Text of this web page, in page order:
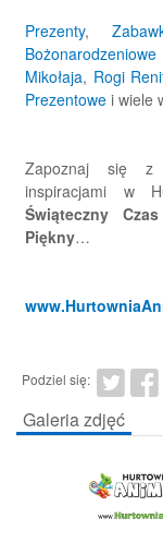
Prezenty,
Mikołaja, Rogi
Prezentowe i wiele
Zapoznaj się z
inspiracjami w
Świąteczny Czas
Piękny…
Podziel się:
Galeria zdjęć